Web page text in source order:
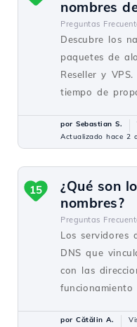
nombres
Preguntas
Descubre los
paquetes de
Reseller y
tiempo de
por Sebastian S.
Actualizado hace 2
¿Qué son
nombres?
Preguntas
Los servidores
DNS que
con las
15
por Cătălin A.